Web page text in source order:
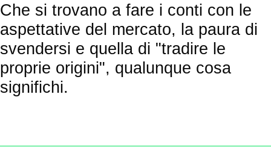
Che si trovano a fare i conti con le
aspettative del mercato, la paura di
svendersi e quella di "tradire le
proprie origini", qualunque cosa
significhi.